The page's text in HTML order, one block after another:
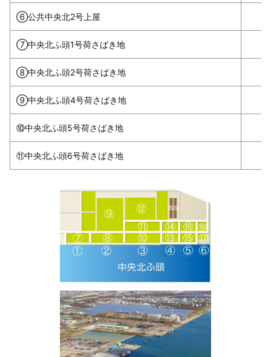
⑥公共中央北2号上屋
⑦中央北ふ頭1号荷さばき地
⑧中央北ふ頭2号荷さばき地
⑨中央北ふ頭4号荷さばき地
⑩中央北ふ頭5号荷さばき地
⑪中央北ふ頭6号荷さばき地